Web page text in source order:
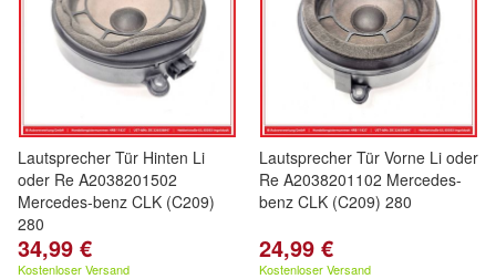
Lautsprecher Tür Hinten Li
oder Re A2038201502
Mercedes-benz CLK (C209)
280
34,99 €
Kostenloser Versand
Lautsprecher Tür Vorne Li oder
Re A2038201102 Mercedes-
benz CLK (C209) 280
24,99 €
Kostenloser Versand